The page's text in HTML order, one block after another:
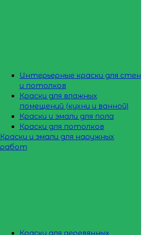
Интерьерные краски для стен
и потолков
Краски для влажных
помещений (кухни и ванной)
Краски и эмали для пола
Краски для потолков
Краски и эмали для наружных
работ